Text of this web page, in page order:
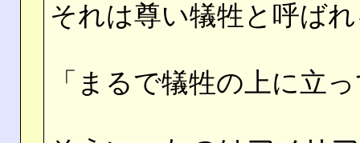
それは尊い犠牲と呼ば
「まるで犠牲の上に立